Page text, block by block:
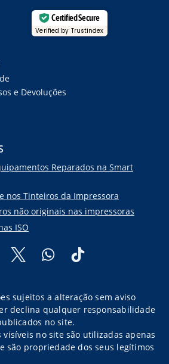
Certified Secure
Verified by Trustindex
e Devoluções
Reparados na Smart
nos Tinteiros da Impressora
não originais nas impressoras
ISO
sujeitos a alteração sem aviso
declina qualquer responsabilidade
no site.
visíveis no site são utilizadas apenas
são propriedade dos seus legítimos